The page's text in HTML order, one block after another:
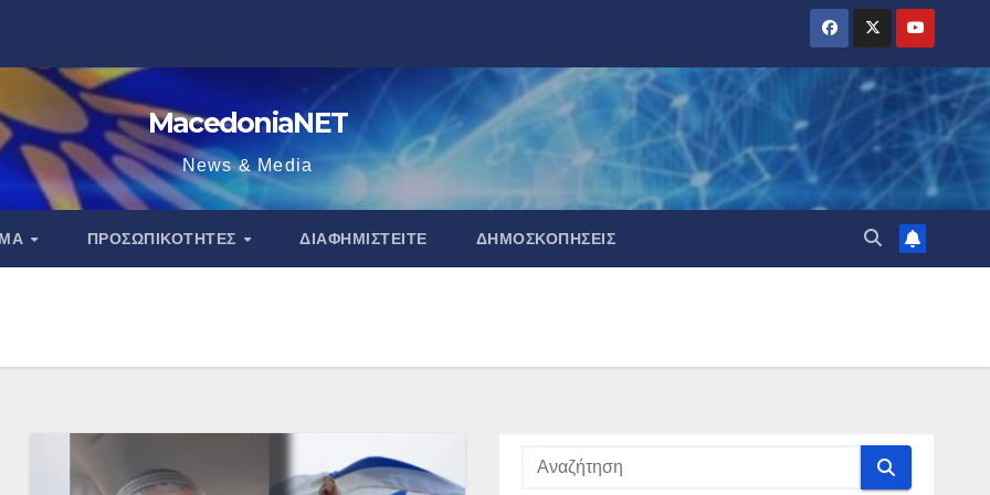
MacedoniaNET
News & Media
ΠΡΟΣΩΠΙΚΌΤΗΤΕΣ ΔΙΑΦΗΜΙΣΤΕΊΤΕ ΔΗΜΟΣΚΟΠΉΣΕΙΣ